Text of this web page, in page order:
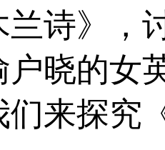
兰诗》，
户晓的女
们来探